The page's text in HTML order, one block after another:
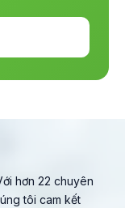
hơn 22 chuyên
tôi cam kết